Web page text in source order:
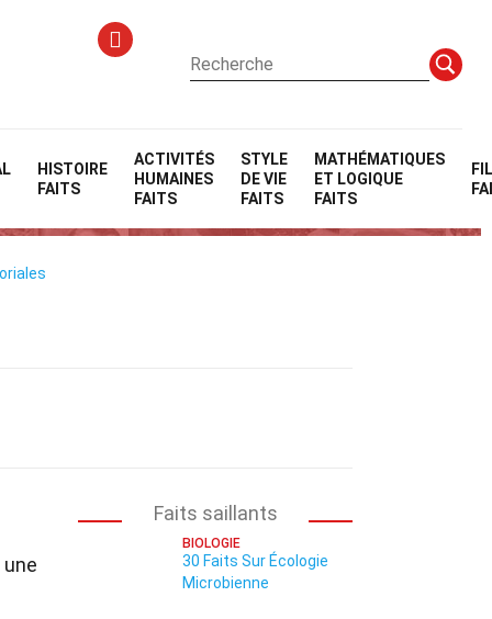
HISTOIRE
FAITS
ACTIVITÉS
HUMAINES
FAITS
STYLE
DE VIE
FAITS
MATHÉMATIQUES
ET LOGIQUE
FAITS
Faits saillants
BIOLOGIE
30 Faits Sur Écologie
Microbienne